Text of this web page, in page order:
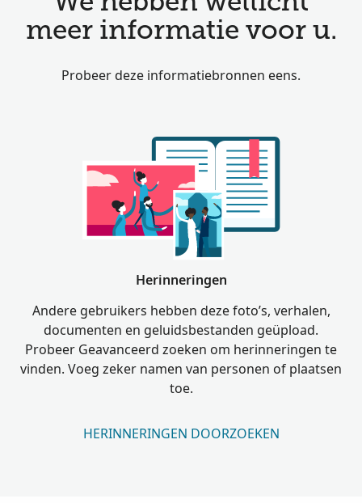
meer informatie voor u.
Probeer deze informatiebronnen eens.
Herinneringen
Andere gebruikers hebben deze foto’s, verhalen,
documenten en geluidsbestanden geüpload.
Probeer Geavanceerd zoeken om herinneringen te
vinden. Voeg zeker namen van personen of plaatsen
toe.
HERINNERINGEN DOORZOEKEN